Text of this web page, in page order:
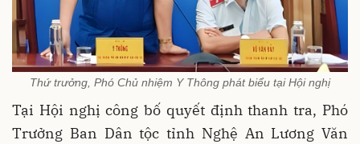
Thứ trưởng, Phó Chủ nhiệm Y Thông phát biểu tại Hội nghị
Tại Hội nghị công bố quyết định thanh tra, Phó
Trưởng Ban Dân tộc tỉnh Nghệ An Lương Văn